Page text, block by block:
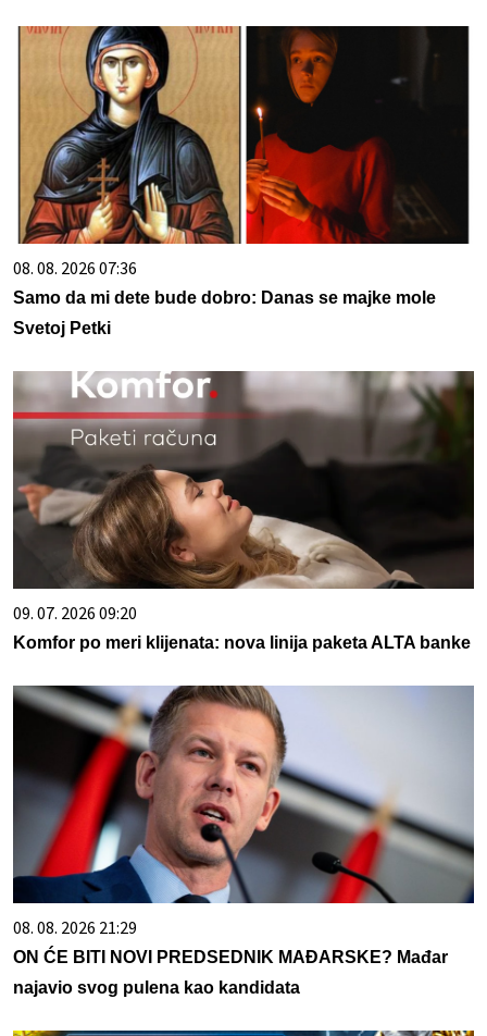
08. 08. 2026 07:36
Samo da mi dete bude dobro: Danas se majke mole
Svetoj Petki
09. 07. 2026 09:20
Komfor po meri klijenata: nova linija paketa ALTA banke
08. 08. 2026 21:29
ON ĆE BITI NOVI PREDSEDNIK MAĐARSKE? Mađar
najavio svog pulena kao kandidata